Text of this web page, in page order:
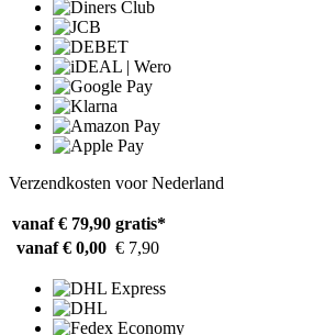
Verzendkosten voor Nederland
vanaf € 79,90 gratis*
vanaf € 0,00 € 7,90